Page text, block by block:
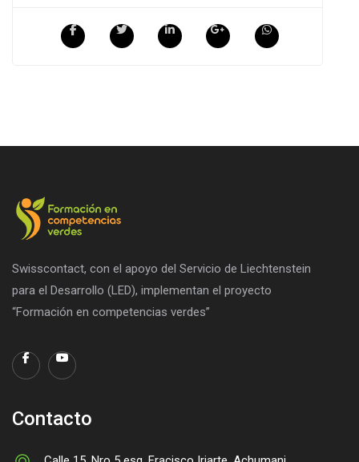
Swisscontact, con el apoyo del Servicio de Liechtenstein
para el Desarrollo (LED), implementan el proyecto
“Formación en competencias verdes”
Contacto